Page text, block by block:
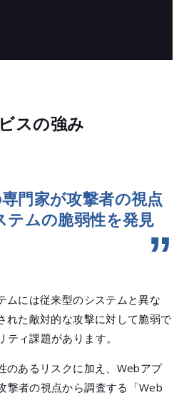
スの強み
門家が攻撃者の視点
テムの脆弱性を発見
ムには従来型のシステムと異な
れた敵対的な攻撃に対して脆弱で
ィ課題があります。
のあるリスクに加え、Webアプ
撃者の視点から調査する「Web